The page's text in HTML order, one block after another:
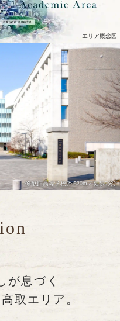
エリア概念図
修猷館⾼等学校[約520m／徒歩7分]
が息づく
取エリア。